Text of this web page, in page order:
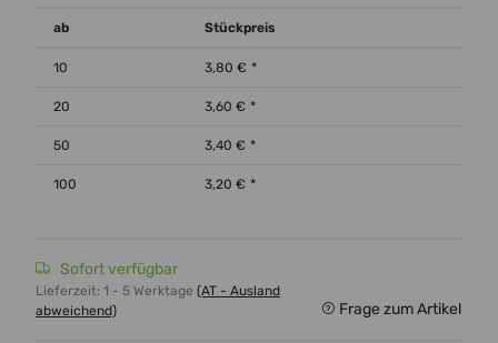
ab Stückpreis
10 3,80 € *
20 3,60 € *
50 3,40 € *
100 3,20 € *
Sofort verfügbar
Lieferzeit: 1 - 5 Werktage (AT - Ausland
abweichend)
Frage zum Artikel